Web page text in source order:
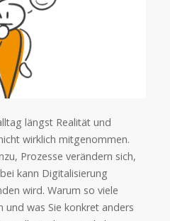
längst Realität und
wirklich mitgenommen.
Prozesse verändern sich,
kann Digitalisierung
wird. Warum so viele
und was Sie konkret anders